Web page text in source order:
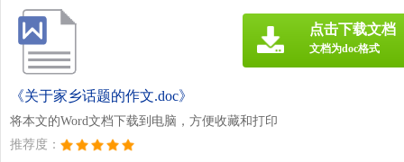
《关于家乡话题的作文.doc》
将本文的Word文档下载到电脑，方便收藏和打印
推荐度：
点击下载文档
文档为doc格式